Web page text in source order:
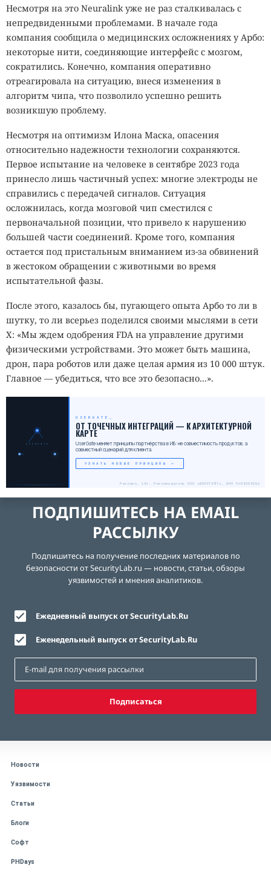
Несмотря на это Neuralink уже не раз сталкивалась с
непредвиденными проблемами. В начале года
компания сообщила о медицинских осложнениях у Арбо:
некоторые нити, соединяющие интерфейс с мозгом,
сократились. Конечно, компания оперативно
отреагировала на ситуацию, внеся изменения в
алгоритм чипа, что позволило успешно решить
возникшую проблему.
Несмотря на оптимизм Илона Маска, опасения
относительно надежности технологии сохраняются.
Первое испытание на человеке в сентябре 2023 года
принесло лишь частичный успех: многие электроды не
справились с передачей сигналов. Ситуация
осложнилась, когда мозговой чип сместился с
первоначальной позиции, что привело к нарушению
большей части соединений. Кроме того, компания
остается под пристальным вниманием из-за обвинений
в жестоком обращении с животными во время
испытательной фазы.
После этого, казалось бы, пугающего опыта Арбо то ли в
шутку, то ли всерьез поделился своими мыслями в сети
X: «Мы ждем одобрения FDA на управление другими
физическими устройствами. Это может быть машина,
дрон, пара роботов или даже целая армия из 10 000 штук.
Главное — убедиться, что все это безопасно...».
USERGATE
USERGATE
ОТ ТОЧЕЧНЫХ ИНТЕГРАЦИЙ — К АРХИТЕКТУРНОЙ
КАРТЕ
UserGate меняет принципы партнёрства в ИБ: не совместимость продуктов, а
совместный сценарий для клиента.
УЗНАТЬ НОВЫЕ ПРИНЦИПЫ →
Реклама. 18+. Рекламодатель ООО «ЮЗЕРГЕЙТ», ИНН 5408308256
ПОДПИШИТЕСЬ НА EMAIL
РАССЫЛКУ
Подпишитесь на получение последних материалов по
безопасности от SecurityLab.ru — новости, статьи, обзоры
уязвимостей и мнения аналитиков.
Ежедневный выпуск от SecurityLab.Ru
Еженедельный выпуск от SecurityLab.Ru
Подписаться
Новости
Уязвимости
Статьи
Блоги
Софт
PHDays